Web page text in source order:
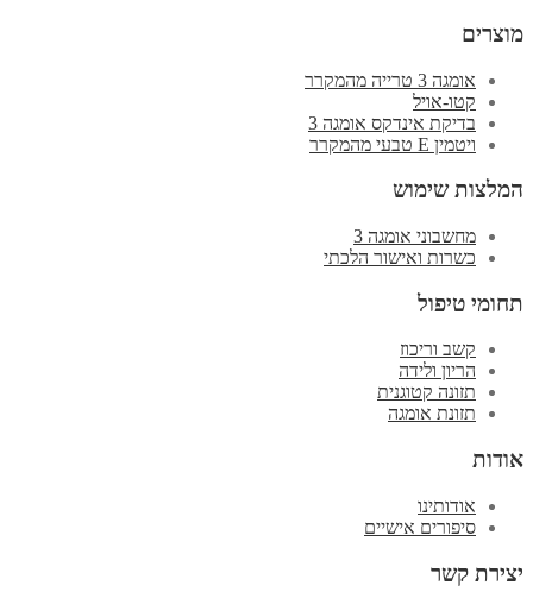
מוצרים
אומגה 3 טרייה מהמקרר
קטו-אויל
בדיקת אינדקס אומגה 3
ויטמין E טבעי מהמקרר
המלצות שימוש
מחשבוני אומגה 3
כשרות ואישור הלכתי
תחומי טיפול
קשב וריכוז
הריון ולידה
תזונה קטוגנית
תזונת אומגה
אודות
אודותינו
סיפורים אישיים
יצירת קשר